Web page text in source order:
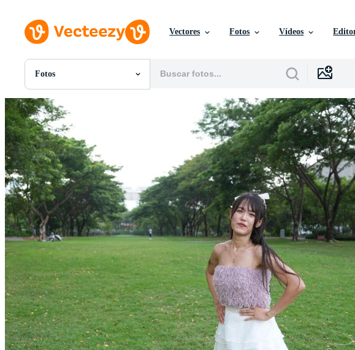
Vectores Fotos Vídeos
Fotos
Todas Imágenes
Fotos
PNGs
PSDs
SVGs
Plantillas
Vectores
Videos
Gráficos en Movimiento
Imágenes Editoriales
Eventos Editoriales